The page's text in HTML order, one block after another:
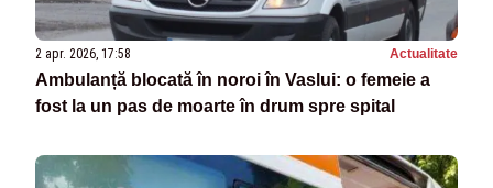
2 apr. 2026, 17:58 Actualitate
Ambulanță blocată în noroi în Vaslui: o femeie a
fost la un pas de moarte în drum spre spital